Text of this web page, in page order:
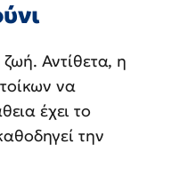
Αντίθετα, η
να
έχει το
την